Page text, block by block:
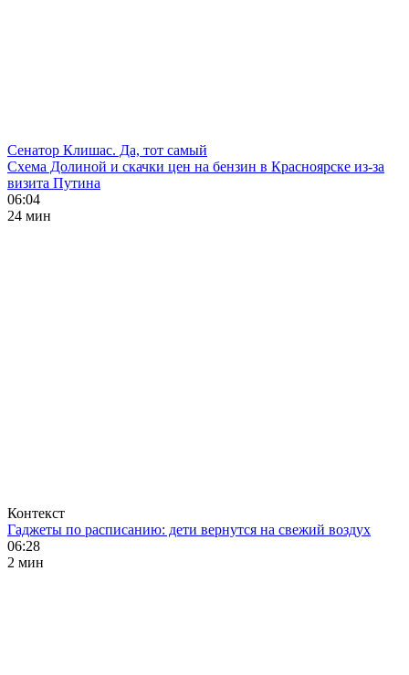
Сенатор Клишас. Да, тот самый
Схема Долиной и скачки цен на бензин в Красноярске из-за
визита Путина
06:04
24 мин
Контекст
Гаджеты по расписанию: дети вернутся на свежий воздух
06:28
2 мин